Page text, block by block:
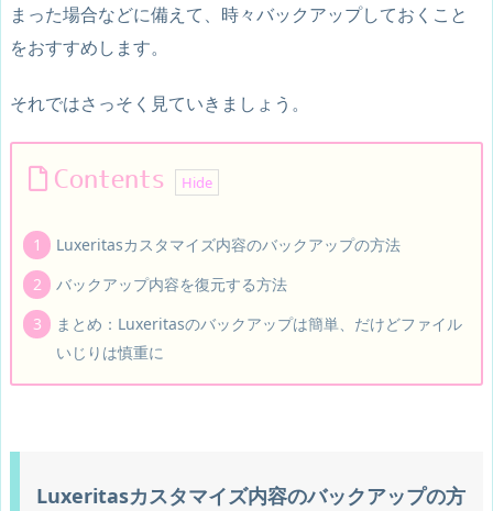
まった場合などに備えて、時々バックアップしておくこと
をおすすめします。
それではさっそく見ていきましょう。
Contents
Luxeritasカスタマイズ内容のバックアップの方法
バックアップ内容を復元する方法
まとめ：Luxeritasのバックアップは簡単、だけどファイル
いじりは慎重に
Luxeritasカスタマイズ内容のバックアップの方